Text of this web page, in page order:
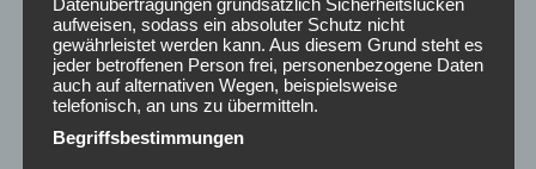
Januar 2025
Dezember 2024
November 2024
Oktober 2024
August 2024
aufweisen, sodass ein absoluter Schutz nicht
gewährleistet werden kann. Aus diesem Grund steht es
jeder betroffenen Person frei, personenbezogene Daten
auch auf alternativen Wegen, beispielsweise
telefonisch, an uns zu übermitteln.
Begriffsbestimmungen